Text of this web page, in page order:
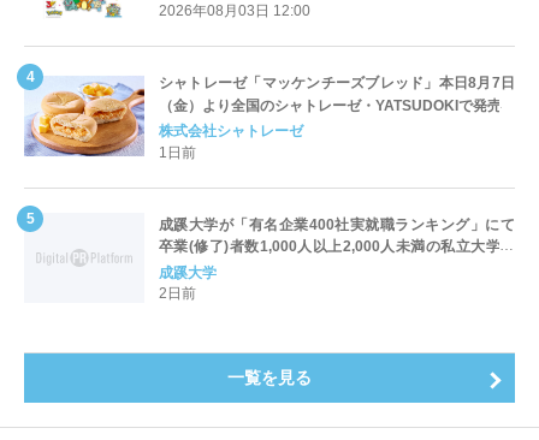
2026年08月03日 12:00
シャトレーゼ「マッケンチーズブレッド」本日8月7日
（金）より全国のシャトレーゼ・YATSUDOKIで発売
株式会社シャトレーゼ
1日前
成蹊大学が「有名企業400社実就職ランキング」にて
卒業(修了)者数1,000人以上2,000人未満の私立大学で
全国第1位を獲得！～実就職率は26.5%（前年比＋
4.3pt）に伸長、東京の私立大学でも10位にランクイン
成蹊大学
2日前
一覧を見る